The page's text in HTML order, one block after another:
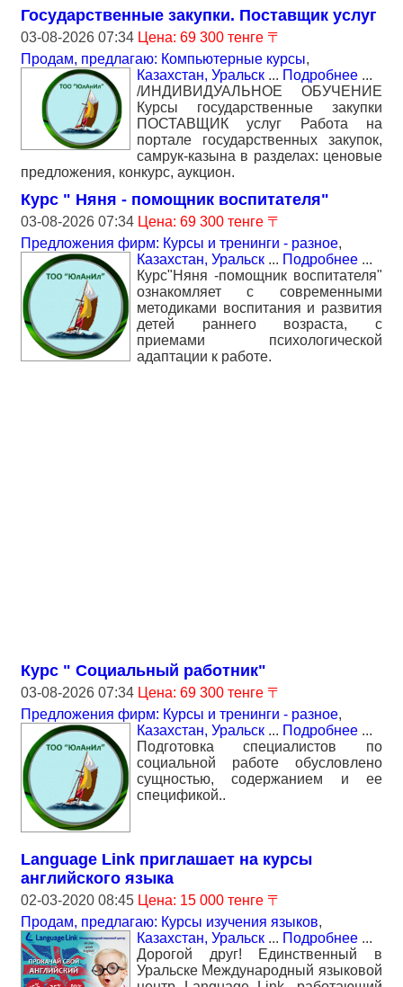
Государственные закупки. Поставщик услуг
03-08-2026 07:34 Цена: 69 300 тенге 〒
Продам, предлагаю: Компьютерные курсы,
Казахстан, Уральск ... Подробнее ...
/ИНДИВИДУАЛЬНОЕ ОБУЧЕНИЕ
Курсы государственные закупки
ПОСТАВЩИК услуг Работа на
портале государственных закупок,
самрук-казына в разделах: ценовые
предложения, конкурс, аукцион.
Курс " Няня - помощник воспитателя"
03-08-2026 07:34 Цена: 69 300 тенге 〒
Предложения фирм: Курсы и тренинги - разное,
Казахстан, Уральск ... Подробнее ...
Курс"Няня -помощник воспитателя"
ознакомляет с современными
методиками воспитания и развития
детей раннего возраста, с
приемами психологической
адаптации к работе.
Курс " Социальный работник"
03-08-2026 07:34 Цена: 69 300 тенге 〒
Предложения фирм: Курсы и тренинги - разное,
Казахстан, Уральск ... Подробнее ...
Подготовка специалистов по
социальной работе обусловлено
сущностью, содержанием и ее
спецификой..
Language Link приглашает на курсы
английского языка
02-03-2020 08:45 Цена: 15 000 тенге 〒
Продам, предлагаю: Курсы изучения языков,
Казахстан, Уральск ... Подробнее ...
Дорогой друг! Единственный в
Уральске Международный языковой